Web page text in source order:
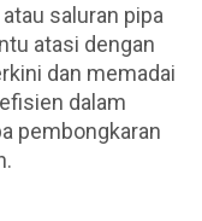
saluran pipa
atasi dengan
dan memadai
dalam
pembongkaran